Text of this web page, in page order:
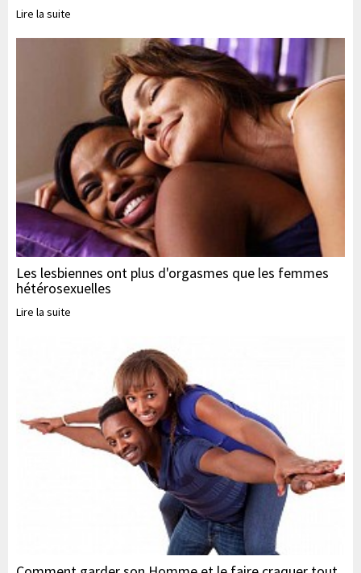
Lire la suite
Les lesbiennes ont plus d'orgasmes que les femmes
hétérosexuelles
Lire la suite